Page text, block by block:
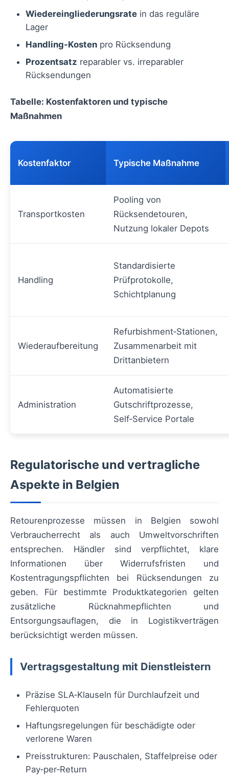
Wiedereingliederungsrate in das reguläre
Lager
Handling-Kosten pro Rücksendung
Prozentsatz reparabler vs. irreparabler
Rücksendungen
Tabelle: Kostenfaktoren und typische
Maßnahmen
Kostenfaktor Typische Maßnahme
Transportkosten
Pooling von
Rücksendetouren,
Nutzung lokaler Depots
Handling
Standardisierte
Prüfprotokolle,
Schichtplanung
Wiederaufbereitung
Refurbishment‑Stationen,
Zusammenarbeit mit
Drittanbietern
Administration
Automatisierte
Gutschriftprozesse,
Self‑Service Portale
Regulatorische und vertragliche
Aspekte in Belgien
Retourenprozesse müssen in Belgien sowohl
Verbraucherrecht als auch Umweltvorschriften
entsprechen. Händler sind verpflichtet, klare
Informationen über Widerrufsfristen und
Kostentragungspflichten bei Rücksendungen zu
geben. Für bestimmte Produktkategorien gelten
zusätzliche Rücknahmepflichten und
Entsorgungsauflagen, die in Logistikverträgen
berücksichtigt werden müssen.
Vertragsgestaltung mit Dienstleistern
Präzise SLA‑Klauseln für Durchlaufzeit und
Fehlerquoten
Haftungsregelungen für beschädigte oder
verlorene Waren
Preisstrukturen: Pauschalen, Staffelpreise oder
Pay‑per‑Return